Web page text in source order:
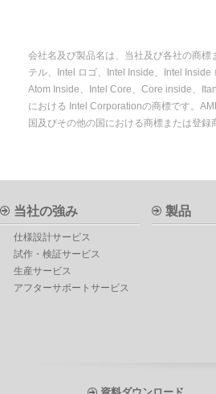
会社名及び製品名は、当社及び各社の商
テル、Intel ロゴ、Intel Inside、Intel
Atom Inside、Intel Core、Core inside、
における Intel Corporationの商標です。
国及びその他の国における商標または登録
当社の強み
仕様設計サービス
試作・検証サービス
生産サービス
アフターサポートサービス
製品